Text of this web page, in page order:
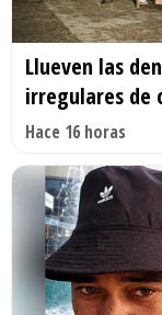
Llueven las
irregulares de
Hace 16 horas